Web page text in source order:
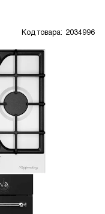
Код товара: 2034996